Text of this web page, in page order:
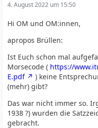
4. August 2022 um 15:50
Hi OM und OM:innen,
apropos Brüllen:
Ist Euch schon mal
Morsecode ( https://
E.pdf
) keine
(mehr) gibt?
Das war nicht immer so.
1938 ?) wurden die
gebracht.